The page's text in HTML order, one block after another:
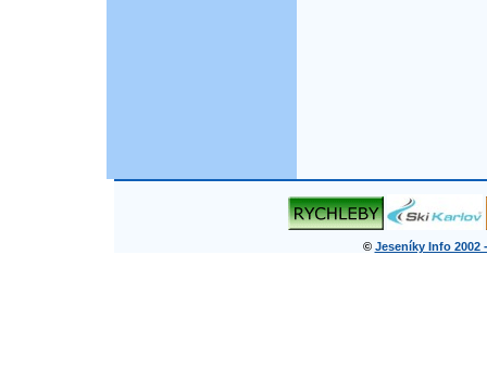
© Jeseníky Info 2002